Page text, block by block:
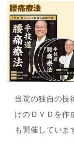
当院の独自の技
けのＤＶＤを作
も開催していま